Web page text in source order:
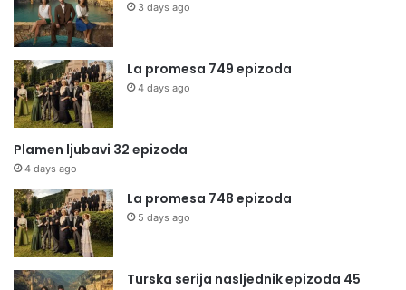
3 days ago
La promesa 749 epizoda
4 days ago
Plamen ljubavi 32 epizoda
4 days ago
La promesa 748 epizoda
5 days ago
Turska serija nasljednik epizoda 45